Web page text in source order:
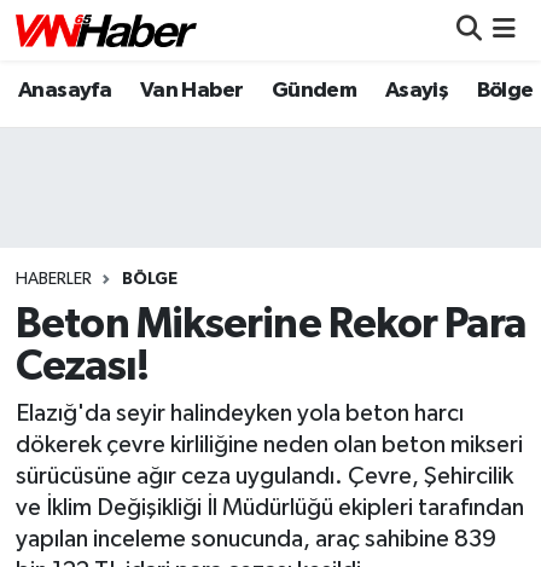
Anasayfa Van Haber Gündem Asayiş Bölge
HABERLER BÖLGE
Beton Mikserine Rekor Para
Cezası!
Elazığ'da seyir halindeyken yola beton harcı
dökerek çevre kirliliğine neden olan beton mikseri
sürücüsüne ağır ceza uygulandı. Çevre, Şehircilik
ve İklim Değişikliği İl Müdürlüğü ekipleri tarafından
yapılan inceleme sonucunda, araç sahibine 839
Nöbetçi Eczaneler
Puan Durumu ve Fikstür
Tüm Manşetler
Son Dakika Haberleri
Haber Arşivi